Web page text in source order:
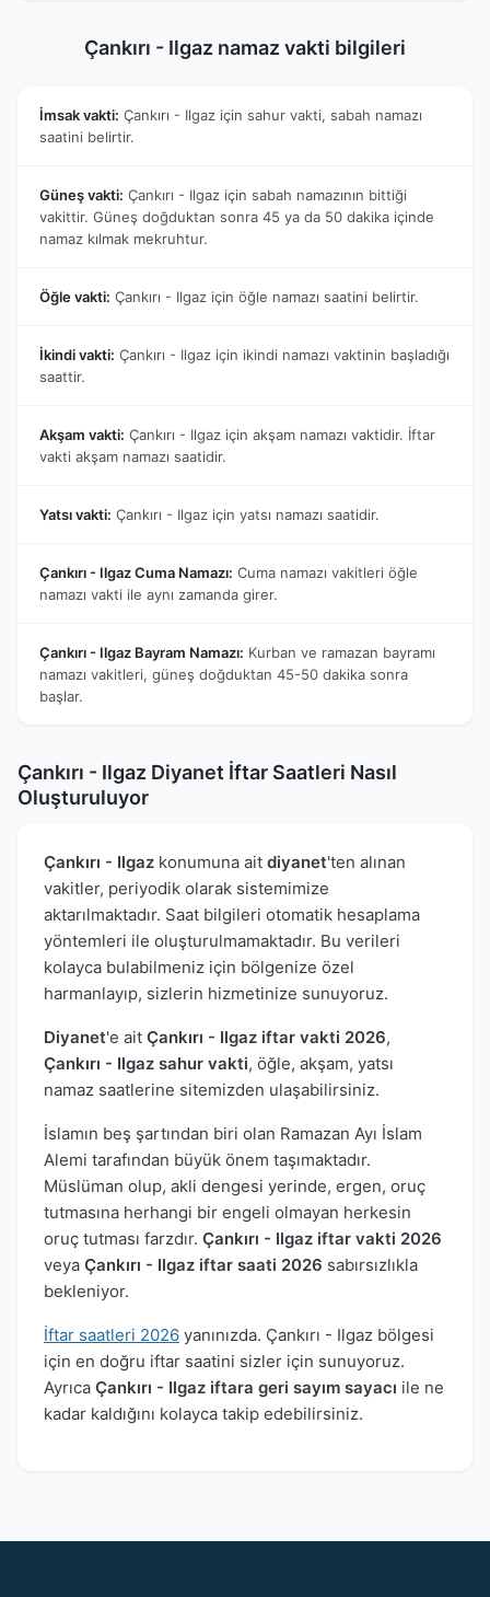
Çankırı - Ilgaz namaz vakti bilgileri
İmsak vakti: Çankırı - Ilgaz için sahur vakti, sabah namazı
saatini belirtir.
Güneş vakti: Çankırı - Ilgaz için sabah namazının bittiği
vakittir. Güneş doğduktan sonra 45 ya da 50 dakika içinde
namaz kılmak mekruhtur.
Öğle vakti: Çankırı - Ilgaz için öğle namazı saatini belirtir.
İkindi vakti: Çankırı - Ilgaz için ikindi namazı vaktinin başladığı
saattir.
Akşam vakti: Çankırı - Ilgaz için akşam namazı vaktidir. İftar
vakti akşam namazı saatidir.
Yatsı vakti: Çankırı - Ilgaz için yatsı namazı saatidir.
Çankırı - Ilgaz Cuma Namazı: Cuma namazı vakitleri öğle
namazı vakti ile aynı zamanda girer.
Çankırı - Ilgaz Bayram Namazı: Kurban ve ramazan bayramı
namazı vakitleri, güneş doğduktan 45-50 dakika sonra
başlar.
Çankırı - Ilgaz Diyanet İftar Saatleri Nasıl
Oluşturuluyor
Çankırı - Ilgaz konumuna ait diyanet'ten alınan
vakitler, periyodik olarak sistemimize
aktarılmaktadır. Saat bilgileri otomatik hesaplama
yöntemleri ile oluşturulmamaktadır. Bu verileri
kolayca bulabilmeniz için bölgenize özel
harmanlayıp, sizlerin hizmetinize sunuyoruz.
Diyanet'e ait Çankırı - Ilgaz iftar vakti 2026,
Çankırı - Ilgaz sahur vakti, öğle, akşam, yatsı
namaz saatlerine sitemizden ulaşabilirsiniz.
İslamın beş şartından biri olan Ramazan Ayı İslam
Alemi tarafından büyük önem taşımaktadır.
Müslüman olup, akli dengesi yerinde, ergen, oruç
tutmasına herhangi bir engeli olmayan herkesin
oruç tutması farzdır. Çankırı - Ilgaz iftar vakti 2026
veya Çankırı - Ilgaz iftar saati 2026 sabırsızlıkla
bekleniyor.
İftar saatleri 2026 yanınızda. Çankırı - Ilgaz bölgesi
için en doğru iftar saatini sizler için sunuyoruz.
Ayrıca Çankırı - Ilgaz iftara geri sayım sayacı ile ne
kadar kaldığını kolayca takip edebilirsiniz.